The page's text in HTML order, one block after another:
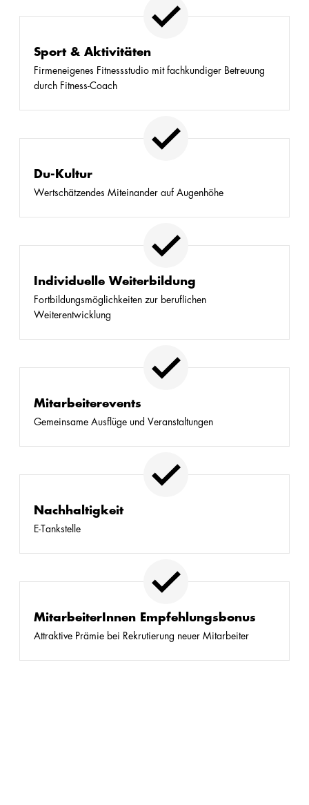
Sport & Aktivitäten
Firmeneigenes Fitnessstudio mit fachkundiger Betreuung
durch Fitness-Coach
Du-Kultur
Wertschätzendes Miteinander auf Augenhöhe
Individuelle Weiterbildung
Fortbildungsmöglichkeiten zur beruflichen
Weiterentwicklung
Mitarbeiterevents
Gemeinsame Ausflüge und Veranstaltungen
Nachhaltigkeit
E-Tankstelle
MitarbeiterInnen Empfehlungsbonus
Attraktive Prämie bei Rekrutierung neuer Mitarbeiter